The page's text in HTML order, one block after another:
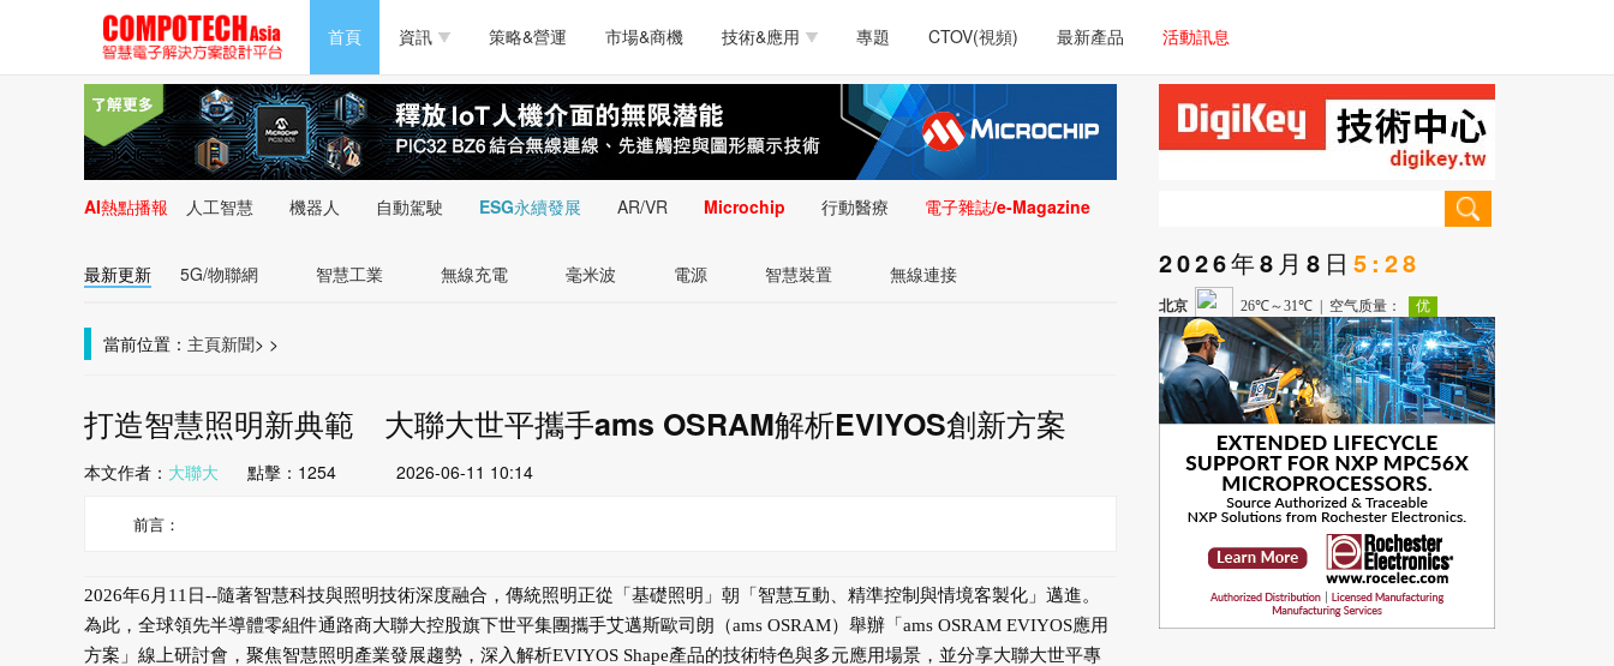
首頁 資訊
半導體/零組件 測試量測
PC/周邊 軟體/工具 醫療電子
新能源 人工智慧 安防監控
策略&營運 市場&商機 技術&應用
電源技術
醫療電子 通訊&網路
類比技術 LED/照明技術 微處理器/微控制器
嵌入技術 感測技術
專題 CTOV(視頻) 最新產品 活動訊息
PC/周邊 軟體/工具 醫療電子
新能源 人工智慧 安防監控
醫療電子 通訊&網路 介面技術
類比技術 LED/照明技術 微處理器/微控制器
嵌入技術 感測技術 量測儀器
智慧型視覺影像/監
控技術
AI熱點播報 人工智慧 機器人 自動駕駛 ESG永續發展 AR/VR Microchip 行動醫療 電子雜誌/e-Magazine
最新更新 5G/物聯網 智慧工業 無線充電 毫米波 電源 智慧裝置 無線連接
當前位置： 主頁 >
新聞 >
打造智慧照明新典範 大聯大世平攜手ams OSRAM解析EVIYOS創新方案
本文作者： 大聯大 點擊： 1254 2026-06-11 10:14
前言：
2026年6月11日--隨著智慧科技與照明技術深度融合，傳統照明正從「基礎照明」朝「智慧互動、精準控制與情境客製化」邁進。
為此，全球領先半導體零組件通路商大聯大控股旗下世平集團攜手艾邁斯歐司朗（ams OSRAM）舉辦「ams OSRAM EVIYOS應用
方案」線上研討會，聚焦智慧照明產業發展趨勢，深入解析EVIYOS Shape產品的技術特色與多元應用場景，並分享大聯大世平專
2026年8月8日 5:28